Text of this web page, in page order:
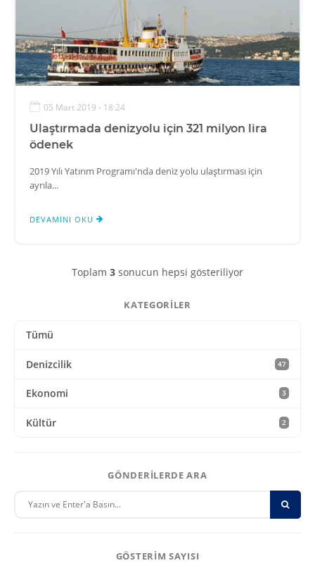
05 Mart 2019 - 18:24
Ulaştırmada denizyolu için 321 milyon lira
ödenek
2019 Yılı Yatırım Programı'nda deniz yolu ulaştırması için
ayrıla...
DEVAMINI OKU
Toplam 3 sonucun hepsi gösteriliyor
KATEGORILER
Tümü
Denizcilik 47
Ekonomi 3
Kültür 2
GÖNDERILERDE ARA
GÖSTERIM SAYISI